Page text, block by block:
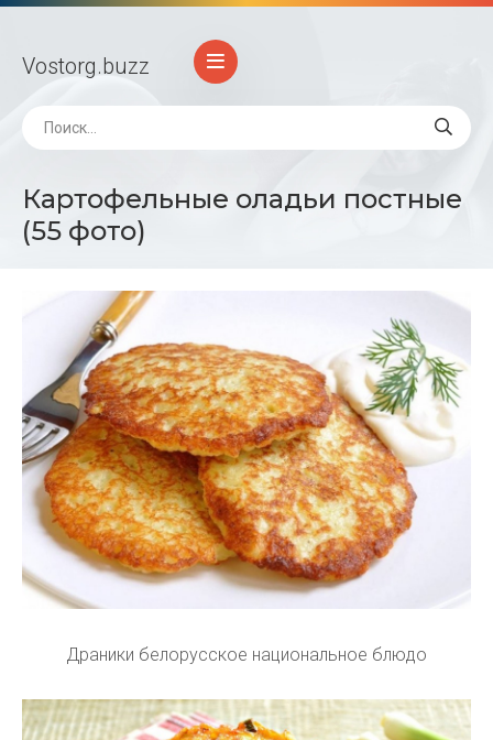
Vostorg.buzz
Картофельные оладьи постные
(55 фото)
Драники белорусское национальное блюдо